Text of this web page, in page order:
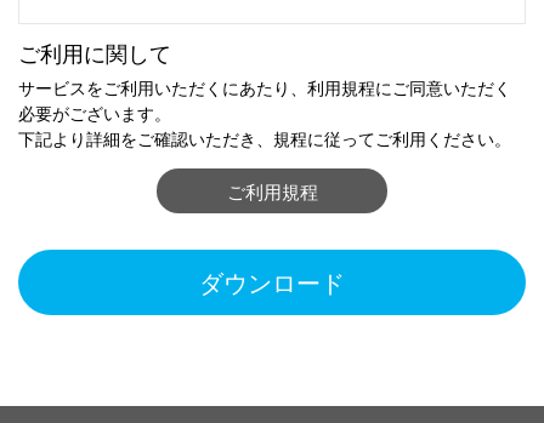
ご利用に関して
サービスをご利用いただくにあたり、利用規程にご同意いただく
必要がございます。
下記より詳細をご確認いただき、規程に従ってご利用ください。
ご利用規程
ダウンロード